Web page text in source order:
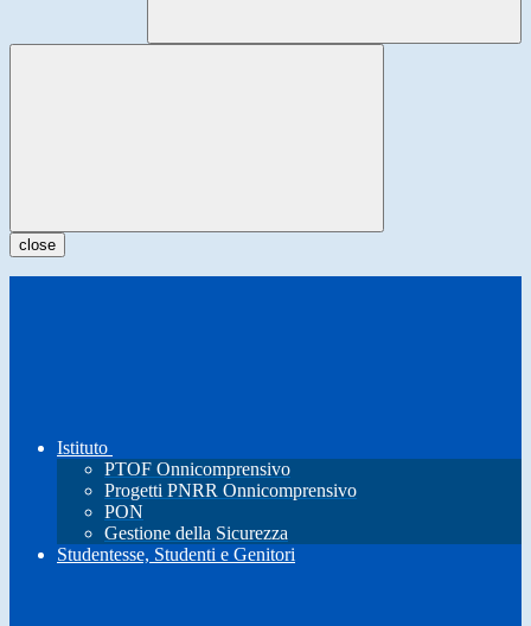
close
Istituto
PTOF Onnicomprensivo
Progetti PNRR Onnicomprensivo
PON
Gestione della Sicurezza
Studentesse, Studenti e Genitori